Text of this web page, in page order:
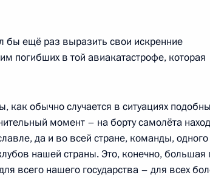
область, Горки
бы ещё раз выразить свои искренние
погибших в той авиакатастрофе, которая
как обычно случается в ситуациях
момент – на борту самолёта
да и во всей стране, команды, одного
нашей страны. Это, конечно, большая
всего нашего государства – для всех